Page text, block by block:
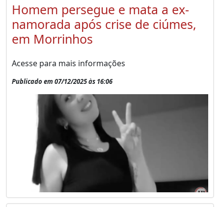
Homem persegue e mata a ex-
namorada após crise de ciúmes,
em Morrinhos
Acesse para mais informações
Publicado em 07/12/2025 às 16:06